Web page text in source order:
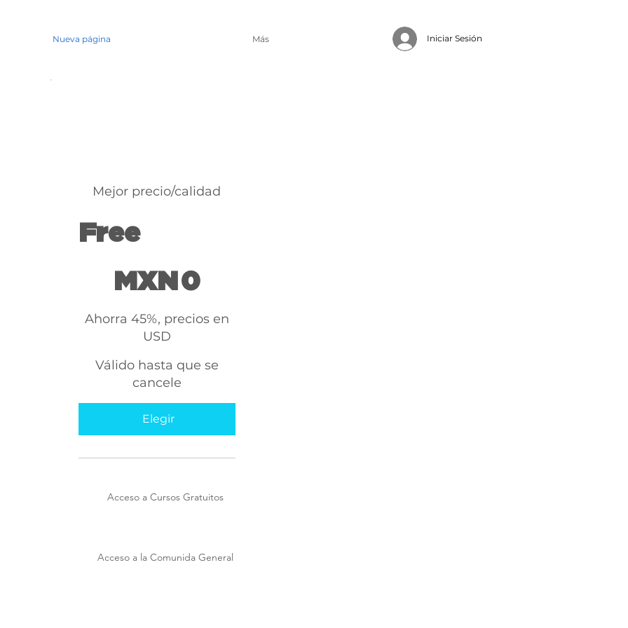
Nueva página Más Iniciar Sesión
Mejor precio/calidad
Free
MXN0
Ahorra 45%, precios en
USD
Válido hasta que se
cancele
Elegir
Acceso a Cursos Gratuitos
Acceso a la Comunida General